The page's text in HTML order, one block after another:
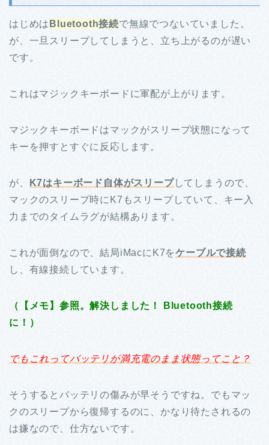
はじめは Bluetooth接続で無線でつないていました。
が、一旦スリープしてしまうと、立ち上がるのが遅い
です。
これはマジックキーボードに軍配が上がります。
マジックキーボードはマックがスリープ状態になって
キーを押すとすぐに反応します。
が、 K7はキーボード自体がスリープしてしまうので、
マックのスリープ時にK7もスリープしていて、キー入
力までのタイムラグが結構あります。
これが面倒なので、結局iMacにK7をケーブルで接続
し、有線接続しています。
（【メモ】参照。解決しました！ Bluetooth接続
に！）
でもこれってバッテリが満充電のまま状態ってこと？
そうするとバッテリの傷みが早そうですね。でもマッ
クのスリープから復帰するのに、かなり待たされるの
は嫌なので、仕方ないです。